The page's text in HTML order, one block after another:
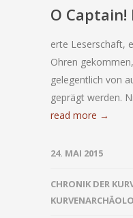
O
erte Leserschaft,
Ohren
gelegentlich von
geprägt werden.
read more →
24. MAI 2015
CHRONIK DER